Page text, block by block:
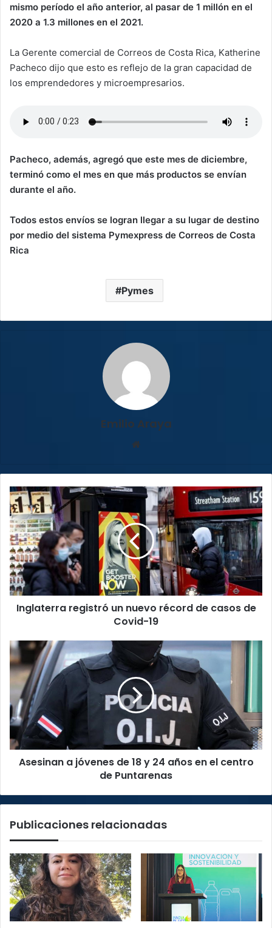
mismo período el año anterior, al pasar de 1 millón en el
2020 a 1.3 millones en el 2021.
La Gerente comercial de Correos de Costa Rica, Katherine
Pacheco dijo que esto es reflejo de la gran capacidad de
los emprendedores y microempresarios.
Pacheco, además, agregó que este mes de diciembre,
terminó como el mes en que más productos se envían
durante el año.
Todos estos envíos se logran llegar a su lugar de destino
por medio del sistema Pymexpress de Correos de Costa
Rica
Pymes
Emilio Araya
Inglaterra
registró
un
nuevo
récord
de
casos
de
Covid-
19Inglaterra registró un nuevo récord de casos de
Covid-19
Asesinan
a
jóvenes
de
18
y
24
años
en
Asesinan a jóvenes de 18 y 24 años en el centro
de Puntarenas
Publicaciones relacionadas